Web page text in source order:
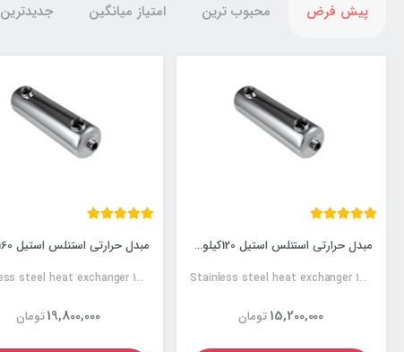
پیش فرض محبوب ترین امتیاز میانگین جدیدترین
مبدل حرارتی استنلس استیل 120کیلووات
Stainless steel heat exchanger 120KW
تومان15,200,000
Stainless steel heat exchanger 160KW
تومان19,800,000